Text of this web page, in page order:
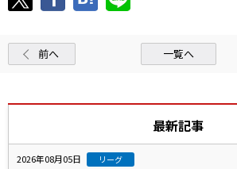
前へ 一覧へ
最新記事
2026年08月05日 リーグ